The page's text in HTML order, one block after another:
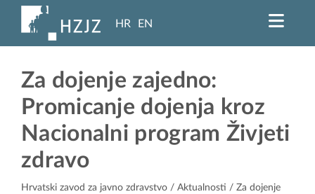
HR EN
Za dojenje zajedno:
Promicanje dojenja kroz
Nacionalni program Živjeti
zdravo
Hrvatski zavod za javno zdravstvo / Aktualnosti / Za dojenje